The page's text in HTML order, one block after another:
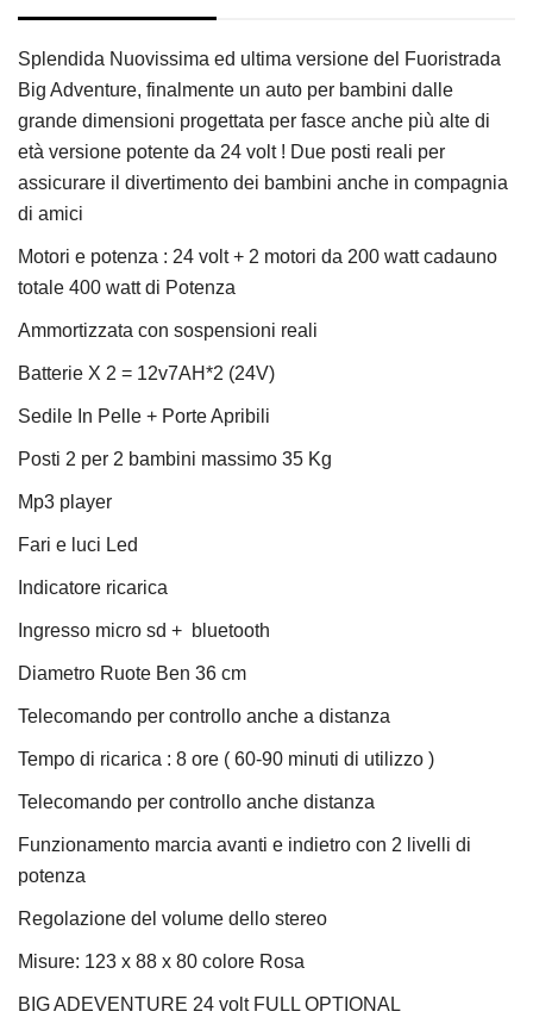
Splendida Nuovissima ed ultima versione del Fuoristrada
Big Adventure, finalmente un auto per bambini dalle
grande dimensioni progettata per fasce anche più alte di
età versione potente da 24 volt ! Due posti reali per
assicurare il divertimento dei bambini anche in compagnia
di amici
Motori e potenza : 24 volt + 2 motori da 200 watt cadauno
totale 400 watt di Potenza
Ammortizzata con sospensioni reali
Batterie X 2 = 12v7AH*2 (24V)
Sedile In Pelle + Porte Apribili
Posti 2 per 2 bambini massimo 35 Kg
Mp3 player
Fari e luci Led
Indicatore ricarica
Ingresso micro sd + bluetooth
Diametro Ruote Ben 36 cm
Telecomando per controllo anche a distanza
Tempo di ricarica : 8 ore ( 60-90 minuti di utilizzo )
Telecomando per controllo anche distanza
Funzionamento marcia avanti e indietro con 2 livelli di
potenza
Regolazione del volume dello stereo
Misure: 123 x 88 x 80 colore Rosa
BIG ADEVENTURE 24 volt FULL OPTIONAL